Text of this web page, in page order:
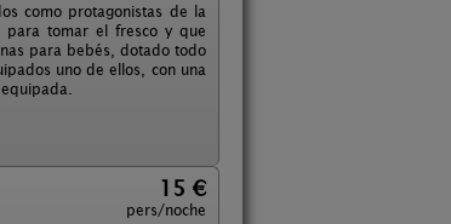
como protagonistas de la
tomar el fresco y que
para bebés, dotado todo
uno de ellos, con una
15 €
pers/noche